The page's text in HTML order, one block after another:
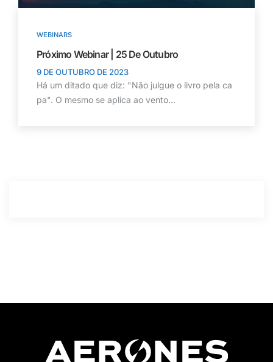
WEBINARS
Próximo Webinar | 25 De Outubro
9 DE OUTUBRO DE 2023
Há um ditado que diz: "Não julgue o livro pela ca
pa". O mesmo se aplica ao vento...